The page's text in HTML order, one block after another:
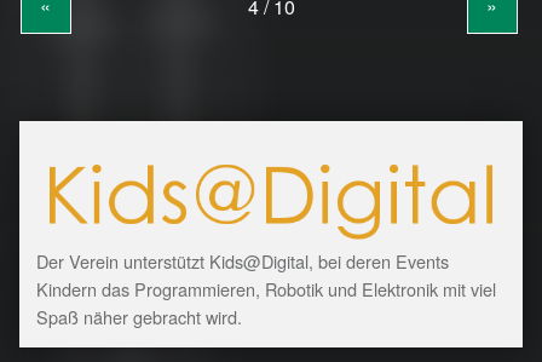
« »
Der Verein unterstützt Kids@Digital, bei deren Events
Kindern das Programmieren, Robotik und Elektronik mit viel
Spaß näher gebracht wird.